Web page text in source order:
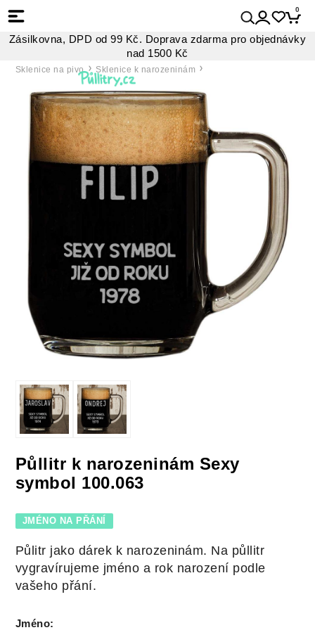
0
Zásilkovna, DPD od 99 Kč. Doprava zdarma pro objednávky
nad 1500 Kč
Sklenice na pivo Sklenice k narozeninám
Půllitr k narozeninám Sexy
symbol 100.063
JMÉNO NA PŘÁNÍ
Půlitr jako dárek k narozeninám. Na půllitr
vygravírujeme jméno a rok narození podle
vašeho přání.
Jméno: